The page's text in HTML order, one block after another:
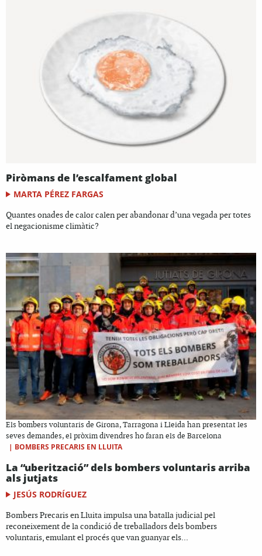
Piròmans de l’escalfament global
MARTA PÉREZ FARGAS
Quantes onades de calor calen per abandonar d’una vegada per totes
el negacionisme climàtic?
Els bombers voluntaris de Girona, Tarragona i Lleida han presentat les
seves demandes, el pròxim divendres ho faran els de Barcelona
| BOMBERS PRECARIS EN LLUITA
La “uberització” dels bombers voluntaris arriba
als jutjats
JESÚS RODRÍGUEZ
Bombers Precaris en Lluita impulsa una batalla judicial pel
reconeixement de la condició de treballadors dels bombers
voluntaris, emulant el procés que van guanyar els...